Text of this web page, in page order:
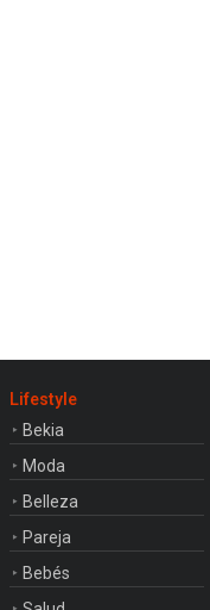
Lifestyle
Bekia
Moda
Belleza
Pareja
Bebés